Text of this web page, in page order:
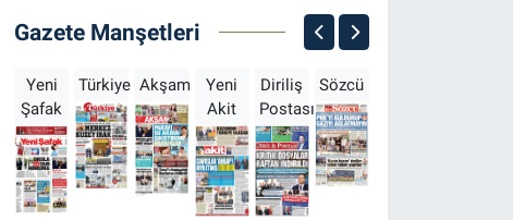
Gazete Manşetleri
Yeni
Şafak
Türkiye Akşam
Yeni
Akit
Diriliş
Postası
Sözcü